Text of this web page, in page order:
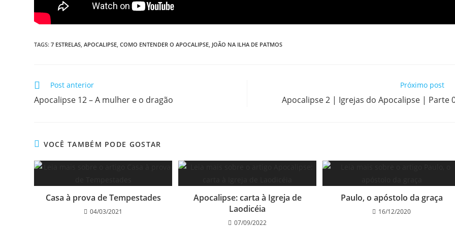
TAGS:7 ESTRELAS APOCALIPSE COMO ENTENDER O APOCALIPSE JOÃO NA ILHA DE PATMOS
Post anterior
Apocalipse 12 – A mulher e o dragão
Próximo post
Apocalipse 2 | Igrejas do Apocalipse | Parte
VOCÊ TAMBÉM PODE GOSTAR
Casa à prova de Tempestades
04/03/2021
Apocalipse: carta à Igreja de
Laodicéia
07/09/2022
Paulo, o apóstolo da graça
16/12/2020